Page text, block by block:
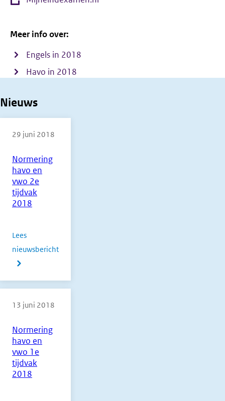
Meer info over:
Engels in 2018
Havo in 2018
Nieuws
Normering
havo en
vwo 2e
tijdvak
2018
29 juni 2018
Lees
nieuwsbericht
over
en
2e
tijdvak
2018
Normering
havo en
vwo 1e
tijdvak
2018
13 juni 2018